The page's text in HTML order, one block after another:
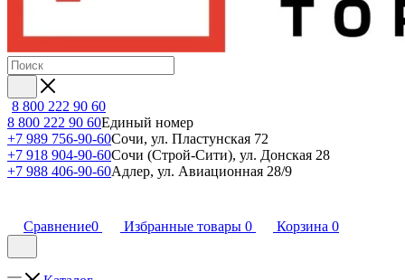
8 800 222 90 60
8 800 222 90 60Единый номер
+7 989 756-90-60Сочи, ул. Пластунская 72
+7 918 904-90-60Сочи (Строй-Сити), ул. Донская 28
+7 988 406-90-60Адлер, ул. Авиационная 28/9
Сравнение0 Избранные товары 0 Корзина 0